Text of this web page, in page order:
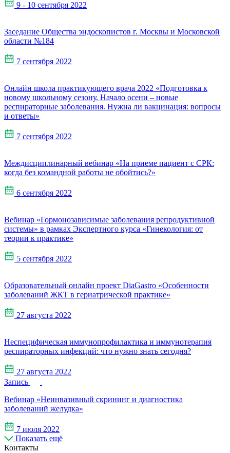
9 - 10 сентября 2022
Заседание Общества эндоскопистов г. Москвы и Московской
области №184
7 сентября 2022
Онлайн школа практикующего врача 2022 «Подготовка к
новому школьному сезону. Начало осени – новые
респираторные заболевания. Нужна ли вакцинация: вопросы
и ответы»
7 сентября 2022
Междисциплинарный вебинар «На приеме пациент с СРК:
когда без командной работы не обойтись?»
6 сентября 2022
Вебинар «Гормонозависимые заболевания репродуктивной
системы» в рамках Экспертного курса «Гинекология: от
теории к практике»
5 сентября 2022
Образовательный онлайн проект DiaGastro «Особенности
заболеваний ЖКТ в гериатрической практике»
27 августа 2022
Неспецифическая иммунопрофилактика и иммунотерапия
респираторных инфекций: что нужно знать сегодня?
27 августа 2022
Запись
Вебинар «Неинвазивный скрининг и диагностика
заболеваний желудка»
7 июля 2022
Показать ещё
Контакты